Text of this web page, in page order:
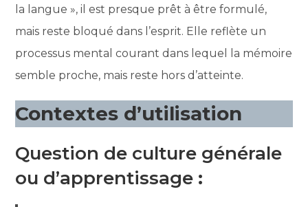
la langue », il est presque prêt à être formulé,
mais reste bloqué dans l’esprit. Elle reflète un
processus mental courant dans lequel la mémoire
semble proche, mais reste hors d’atteinte.
Contextes d’utilisation
Question de culture générale
ou d’apprentissage :